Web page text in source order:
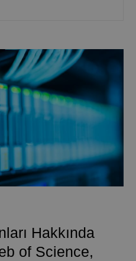
Hakkında
of Science,